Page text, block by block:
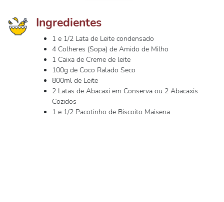
Ingredientes
1 e 1/2 Lata de Leite condensado
4 Colheres (Sopa) de Amido de Milho
1 Caixa de Creme de leite
100g de Coco Ralado Seco
800ml de Leite
2 Latas de Abacaxi em Conserva ou 2 Abacaxis
Cozidos
1 e 1/2 Pacotinho de Biscoito Maisena